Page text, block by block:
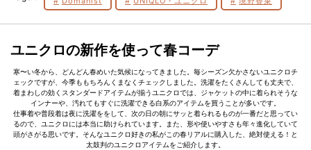
ユニクロの新作を使って春コーデ
寒〜い冬から、どんどん春めいた気候になってきました。毎シーズン欠かさないユニクロチ
ェックですが、今季ももちろんくまなくチェックしました。洗濯をたくさんしても丈夫で、
着まわしの効くスタンダードアイテムが揃うユニクロでは、ジャケットの中に着られそうな
インナーや、汚れてもすぐに洗濯できる白系のアイテムを買うことが多いです。
仕事着や普段着は夜に洗濯ををして、次の日の朝にサッと着られるものが一番だと思ってい
るので、ユニクロには本当に助けられています。また、形や使いやすさも年々進化していて
頭がさがる思いです。そんなユニクロ好きの私がこの春リアルに購入した、絶対使える！と
太鼓判のユニクロアイテムをご紹介します。